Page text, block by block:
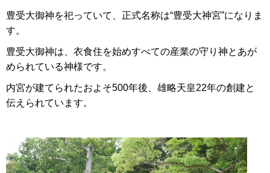
豊受大御神を祀っていて、正式名称は“豊受大神宮”になりま
す。
豊受大御神は、衣食住を始めすべての産業の守り神とあが
められている神様です。
内宮が建てられたおよそ500年後、雄略天皇22年の創建と
伝えられています。